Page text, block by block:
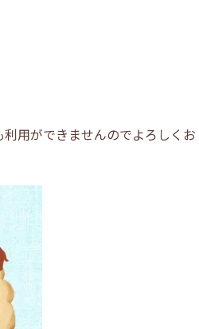
用ができませんのでよろしくお